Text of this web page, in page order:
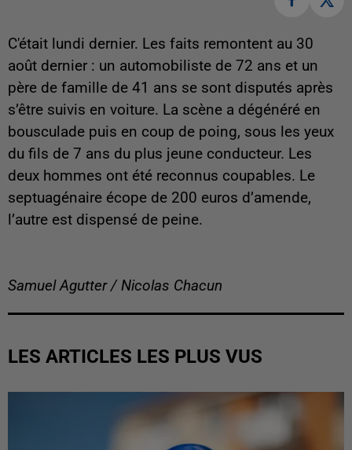
C'était lundi dernier. Les faits remontent au 30
août dernier : un automobiliste de 72 ans et un
père de famille de 41 ans se sont disputés après
s’être suivis en voiture. La scène a dégénéré en
bousculade puis en coup de poing, sous les yeux
du fils de 7 ans du plus jeune conducteur. Les
deux hommes ont été reconnus coupables. Le
septuagénaire écope de 200 euros d’amende,
l’autre est dispensé de peine.
Samuel Agutter / Nicolas Chacun
LES ARTICLES LES PLUS VUS